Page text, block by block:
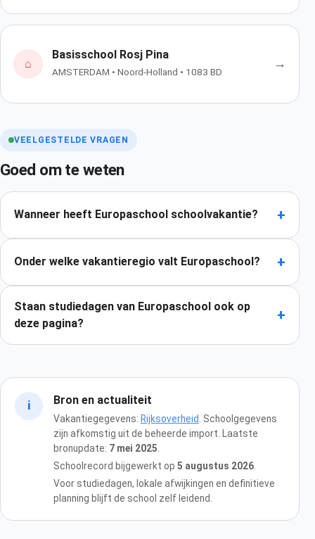
⌂
Basisschool Rosj Pina
AMSTERDAM • Noord-Holland • 1083 BD
→
VEELGESTELDE VRAGEN
Goed om te weten
Wanneer heeft Europaschool schoolvakantie? +
Onder welke vakantieregio valt Europaschool? +
Staan studiedagen van Europaschool ook op
deze pagina?
+
i Bron en actualiteit
Vakantiegegevens: Rijksoverheid . Schoolgegevens
zijn afkomstig uit de beheerde import. Laatste
bronupdate: 7 mei 2025
Schoolrecord bijgewerkt op 5 augustus 2026
Voor studiedagen, lokale afwijkingen en definitieve
planning blijft de school zelf leidend.